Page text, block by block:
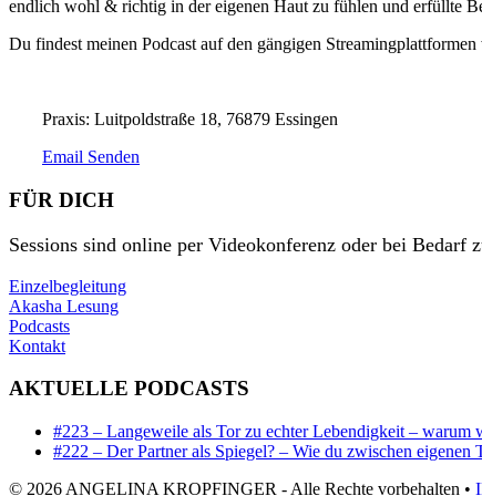
endlich wohl & richtig in der eigenen Haut zu fühlen und erfüllte
Du findest meinen Podcast auf den gängigen
Praxis: Luitpoldstraße 18, 76879 Essingen
Email Senden
FÜR DICH
Sessions sind online per Videokonferenz oder bei Bedarf
Einzelbegleitung
Akasha Lesung
Podcasts
Kontakt
AKTUELLE PODCASTS
#223 – Langeweile als Tor zu echter Lebendigkeit – warum
#222 – Der Partner als Spiegel? – Wie du zwischen
© 2026 ANGELINA KROPFINGER - Alle Rechte vorbehalten •